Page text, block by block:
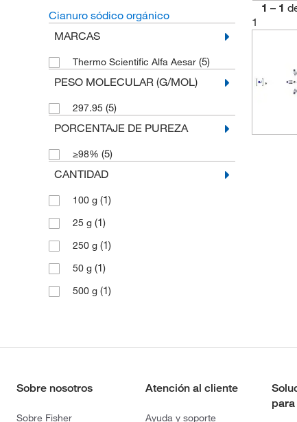
Cianuro sódico orgánico
MARCAS
Thermo Scientific Alfa Aesar (5)
PESO MOLECULAR (G/MOL)
297.95 (5)
PORCENTAJE DE PUREZA
≥98% (5)
CANTIDAD
100 g (1)
25 g (1)
250 g (1)
50 g (1)
500 g (1)
1 – 1
1
Sobre nosotros
Sobre Fisher
Atención al cliente
Ayuda y soporte